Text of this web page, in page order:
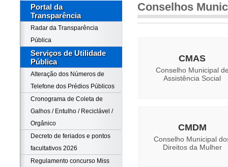
Portal da
Transparência
Radar da Transparência
Pública
Serviços de Utilidade
Pública
Alteração dos Números de
Telefone dos Prédios Públicos
Cronograma de Coleta de
Galhos / Entulho / Reciclável /
Orgânico
Decreto de feriados e pontos
facultativos 2026
Regulamento concurso Miss
Conselhos
CMAS
Conselho Municipal
Assistência Social
CMDM
Conselho Municipal
Direitos da Mulher